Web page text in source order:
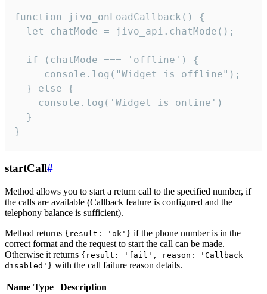
function jivo_onLoadCallback() {
  let chatMode = jivo_api.chatMode();
  if (chatMode === 'offline') {
     console.log("Widget is offline");
  } else {
    console.log('Widget is online')
  }
}
startCall#
Method allows you to start a return call to the specified number, if
the calls are available (Callback feature is configured and the
telephony balance is sufficient).
Method returns {result: 'ok'} if the phone number is in the
correct format and the request to start the call can be made.
Otherwise it returns {result: 'fail', reason: 'Callback
disabled'} with the call failure reason details.
Name Type
Description